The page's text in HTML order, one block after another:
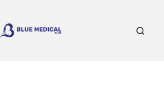
content